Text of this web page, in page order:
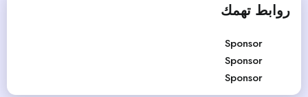
روابط تهمك
Sponsor
Sponsor
Sponsor